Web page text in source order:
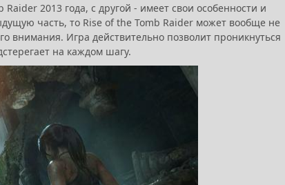
2013 года, с другой - имеет свои особенности и
часть, то Rise of the Tomb Raider может вообще не
внимания. Игра действительно позволит проникнуться
на каждом шагу.